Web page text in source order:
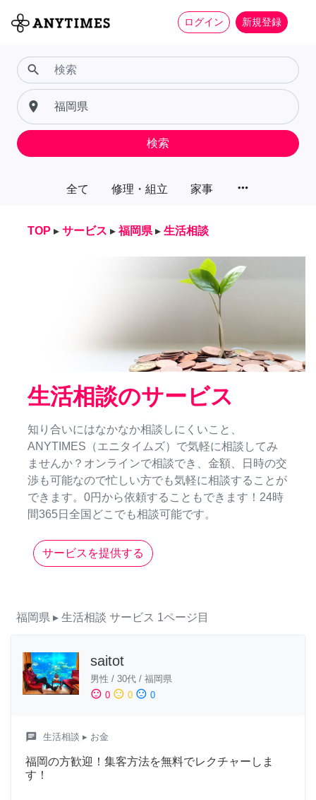
ログイン 新規登録
全て 修理・組立 家事 more_horiz
search
place
検索
TOP ▸ サービス ▸ 福岡県 ▸ 生活相談
生活相談のサービス
知り合いにはなかなか相談しにくいこと、
ANYTIMES（エニタイムズ）で気軽に相談してみ
ませんか？オンラインで相談でき、金額、日時の交
渉も可能なので忙しい方でも気軽に相談することが
できます。0円から依頼することもできます！24時
間365日全国どこでも相談可能です。
サービスを提供する
福岡県 ▸ 生活相談 サービス 1ページ目
saitot
男性 / 30代 / 福岡県
sentiment_satisfied 0 sentiment_neutral 0 sentiment_dissatisfied 0
chat 生活相談 ▸ お金
福岡の方歓迎！集客方法を無料でレクチャーしま
す！